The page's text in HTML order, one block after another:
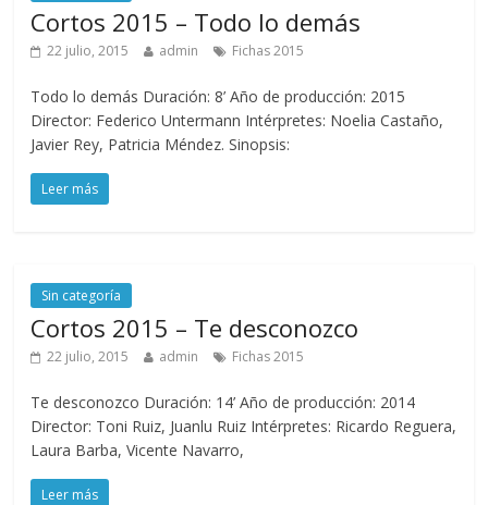
Cortos 2015 – Todo lo demás
22 julio, 2015 admin Fichas 2015
Todo lo demás Duración: 8’ Año de producción: 2015
Director: Federico Untermann Intérpretes: Noelia Castaño,
Javier Rey, Patricia Méndez. Sinopsis:
Leer más
Sin categoría
Cortos 2015 – Te desconozco
22 julio, 2015 admin Fichas 2015
Te desconozco Duración: 14’ Año de producción: 2014
Director: Toni Ruiz, Juanlu Ruiz Intérpretes: Ricardo Reguera,
Laura Barba, Vicente Navarro,
Leer más